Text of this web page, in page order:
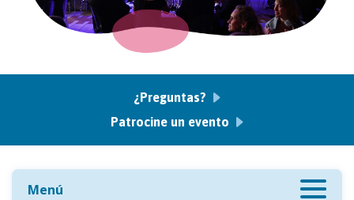
¿Preguntas?
Patrocine un evento
Menú